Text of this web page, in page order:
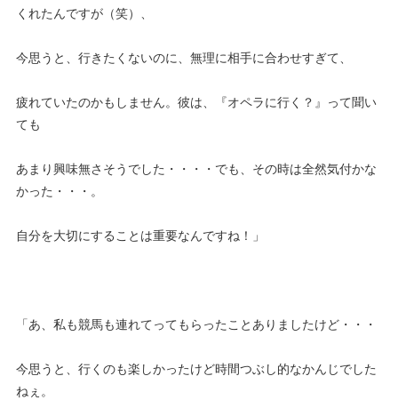
くれたんですが（笑）、
今思うと、行きたくないのに、無理に相手に合わせすぎて、
疲れていたのかもしません。彼は、『オペラに行く？』って聞い
ても
あまり興味無さそうでした・・・・でも、その時は全然気付かな
かった・・・。
自分を大切にすることは重要なんですね！」
「あ、私も競馬も連れてってもらったことありましたけど・・・
今思うと、行くのも楽しかったけど時間つぶし的なかんじでした
ねぇ。